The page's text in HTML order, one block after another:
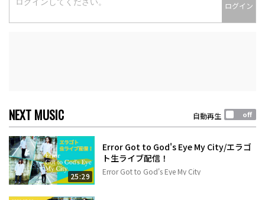
ログイン
NEXT MUSIC 自動再生
25:29
Error Got to God's Eye My City/エラゴ
ト生ライブ配信！
Error Got to God's Eye My City